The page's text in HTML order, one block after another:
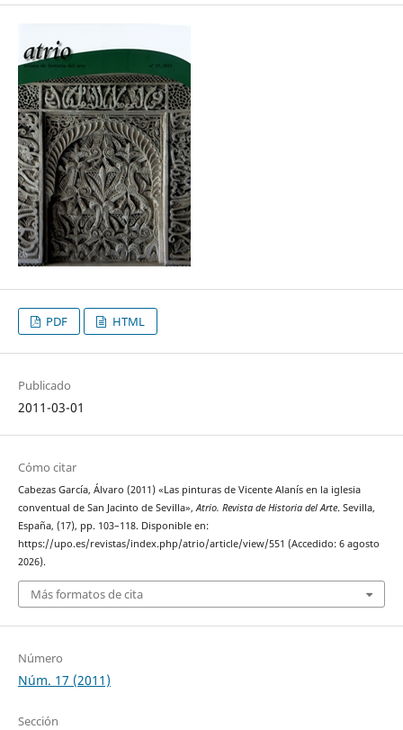
PDF HTML
Publicado
2011-03-01
Cómo citar
Cabezas García, Álvaro (2011) «Las pinturas de Vicente Alanís en la iglesia
conventual de San Jacinto de Sevilla»,Atrio. Revista de Historia del Arte. Sevilla,
España, (17), pp. 103–118. Disponible en:
https://upo.es/revistas/index.php/atrio/article/view/551 (Accedido: 6 agosto
2026).
Más formatos de cita
Número
Núm. 17 (2011)
Sección